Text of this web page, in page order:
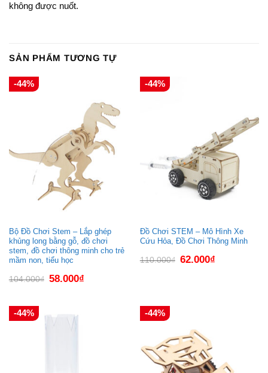
không được nuốt.
SẢN PHẨM TƯƠNG TỰ
-44%
Bộ Đồ Chơi Stem – Lắp ghép
khủng long bằng gỗ, đồ chơi
stem, đồ chơi thông minh cho trẻ
mầm non, tiểu học
104.000₫
Giá
gốc
58.000₫Giá
hiện
-44%
Đồ Chơi STEM – Mô Hình Xe
Cứu Hỏa, Đồ Chơi Thông Minh
110.000₫ Giá
gốc
62.000₫Giá
hiện
-44% -44%